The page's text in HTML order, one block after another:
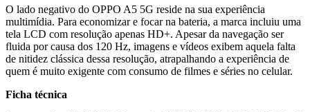
O lado negativo do OPPO A5 5G reside na sua experiência
multimídia. Para economizar e focar na bateria, a marca incluiu uma
tela LCD com resolução apenas HD+. Apesar da navegação ser
fluida por causa dos 120 Hz, imagens e vídeos exibem aquela falta
de nitidez clássica dessa resolução, atrapalhando a experiência de
quem é muito exigente com consumo de filmes e séries no celular.
Ficha técnica